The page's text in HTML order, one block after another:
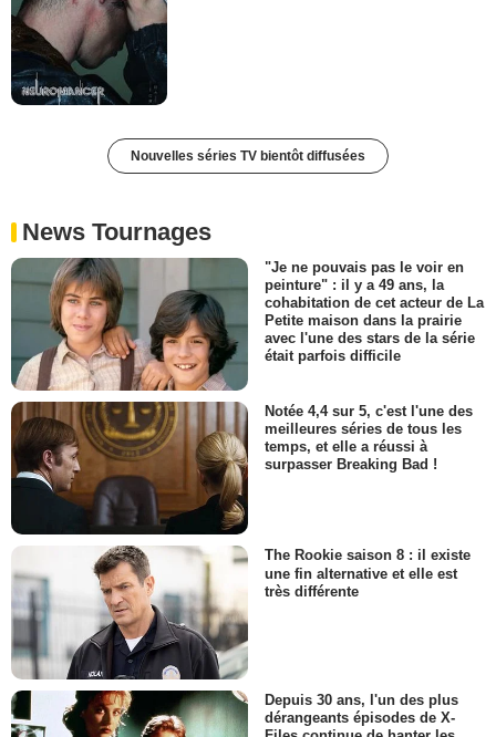
Nouvelles séries TV bientôt diffusées
News Tournages
"Je ne pouvais pas le voir en
peinture" : il y a 49 ans, la
cohabitation de cet acteur de La
Petite maison dans la prairie
avec l'une des stars de la série
était parfois difficile
Notée 4,4 sur 5, c'est l'une des
meilleures séries de tous les
temps, et elle a réussi à
surpasser Breaking Bad !
The Rookie saison 8 : il existe
une fin alternative et elle est
très différente
Depuis 30 ans, l'un des plus
dérangeants épisodes de X-